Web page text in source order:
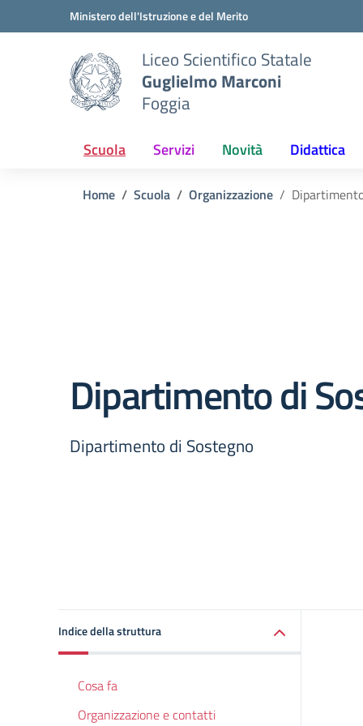
Vai ai contenuti
Vai al menu di navigazioneMinistero dell'Istruzione e del Merito
Liceo Scientifico Statale
Guglielmo Marconi
Foggia
Scuola Servizi Novità Didattica
Home Scuola Organizzazione
Dipartimento di
Dipartimento di Sostegno
Indice della struttura
Cosa fa
Organizzazione e contatti